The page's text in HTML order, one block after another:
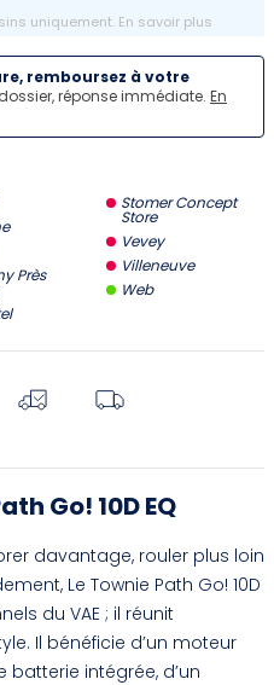
uniquement. En savoir plus
remboursez à votre
réponse immédiate. En
Près
Stomer Concept
Store
Vevey
Villeneuve
Web
Go! 10D EQ
davantage, rouler plus loin
Le Townie Path Go! 10D
du VAE ; il réunit
Il bénéficie d’un moteur
batterie intégrée, d’un